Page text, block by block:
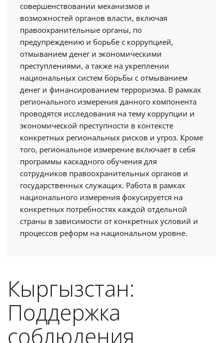
совершенствовании механизмов и
возможностей органов власти, включая
правоохранительные органы, по
предупреждению и борьбе с коррупцией,
отмыванием денег и экономическими
преступлениями, а также на укреплении
национальных систем борьбы с отмыванием
денег и финансированием терроризма. В рамках
регионального измерения данного компонента
проводятся исследования на тему коррупции и
экономической преступности в контексте
конкретных региональных рисков и угроз. Кроме
того, региональное измерение включает в себя
программы каскадного обучения для
сотрудников правоохранительных органов и
государственных служащих. Работа в рамках
национального измерения фокусируется на
конкретных потребностях каждой отдельной
страны в зависимости от конкретных условий и
процессов реформ на национальном уровне.
Кыргызстан:
Поддержка
соблюдения